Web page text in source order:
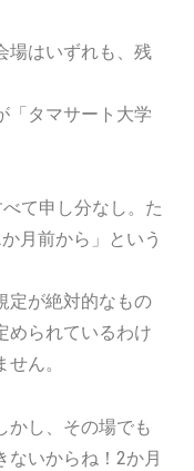
場はいずれも、残
「タマサート大学
て申し分なし。た
月前から」という
定が絶対的なもの
められているわけ
ん。
かし、その場でも
ないからね！2か月